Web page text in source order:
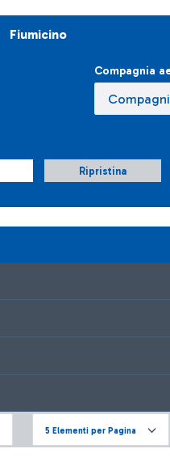
Fiumicino
Compagnia
Ripristina
5 Elementi per Pagina